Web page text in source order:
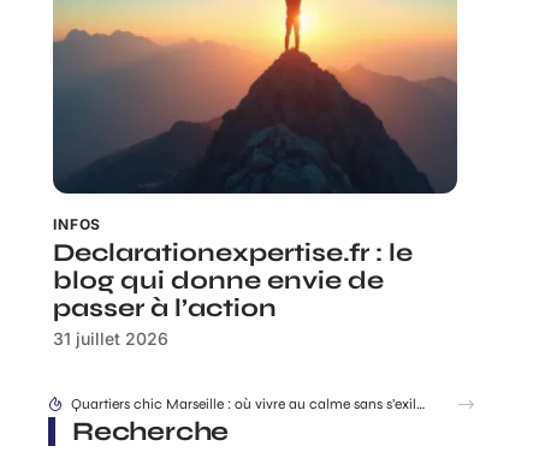
INFOS
Declarationexpertise.fr : le
blog qui donne envie de
passer à l’action
31 juillet 2026
Location EDF changement après séparation ou divorce, comment s’y prendre ?
Recherche